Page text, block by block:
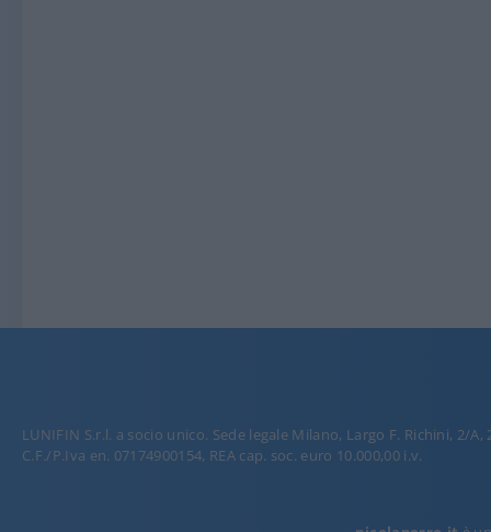
LUNIFIN S.r.l. a socio unico. Sede legale Milano, Largo F. Richini, 2/A,
C.F./P.Iva en. 07174900154, REA cap. soc. euro 10.000,00 i.v.